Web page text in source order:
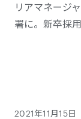
リアマネージ
署に。新卒採
2021年11月15日